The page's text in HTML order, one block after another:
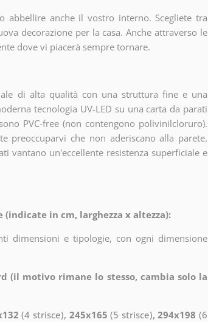
abbellire anche il vostro interno. Scegliete tra
decorazione per la casa. Anche attraverso le
dove vi piacerà sempre tornare.
di alta qualità con una struttura fine e una
tecnologia UV-LED su una carta da parati
PVC-free (non contengono polivinilcloruro).
preoccuparvi che non aderiscano alla parete.
vantano un'eccellente resistenza superficiale e
in cm, larghezza x altezza):
dimensioni e tipologie, con ogni dimensione
(il motivo rimane lo stesso, cambia solo la
(4 strisce), 245x165 (5 strisce),294x198 (6